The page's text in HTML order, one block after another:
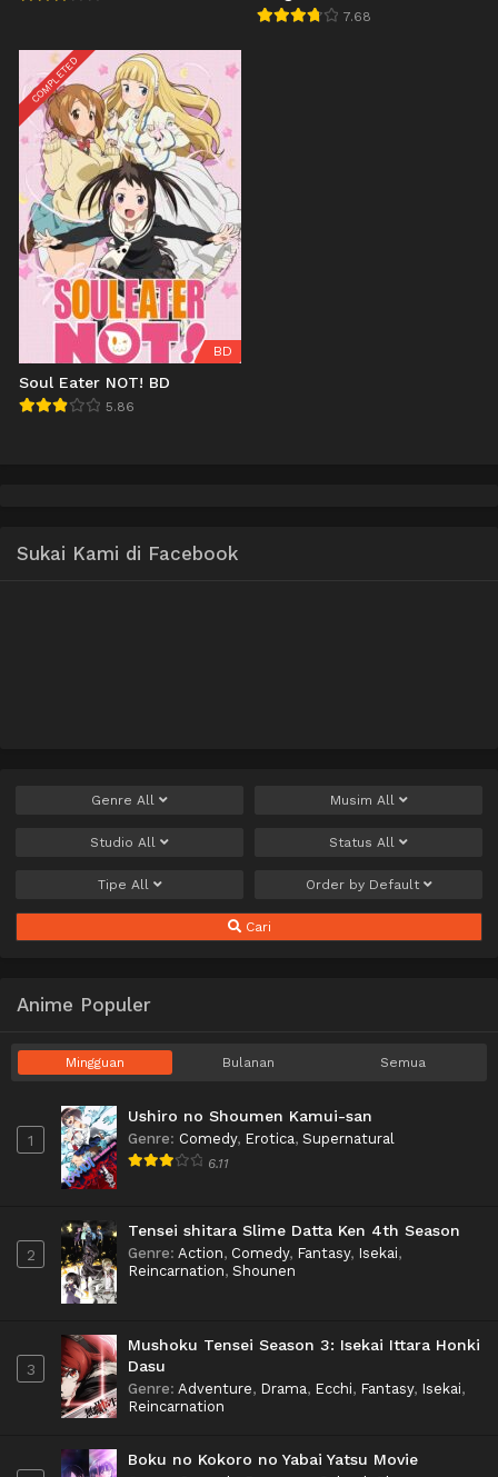
Yuuyami no Scherzo BD
7.68
COMPLETED
BD
Soul Eater NOT! BD
5.86
Sukai Kami di Facebook
Genre All Musim All
Studio All Status All
Tipe All Order by Default
Cari
Anime Populer
Mingguan Bulanan Semua
1
Ushiro no Shoumen Kamui-san
Genre: Comedy, Erotica, Supernatural
6.11
2
Tensei shitara Slime Datta Ken 4th Season
Genre: Action, Comedy, Fantasy, Isekai,
Reincarnation, Shounen
3
Mushoku Tensei Season 3: Isekai Ittara Honki
Dasu
Genre: Adventure, Drama, Ecchi, Fantasy, Isekai,
Reincarnation
Boku no Kokoro no Yabai Yatsu Movie